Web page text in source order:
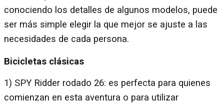
conociendo los detalles de algunos modelos, puede
ser más simple elegir la que mejor se ajuste a las
necesidades de cada persona.
Bicicletas clásicas
1) SPY Ridder rodado 26: es perfecta para quienes
comienzan en esta aventura o para utilizar